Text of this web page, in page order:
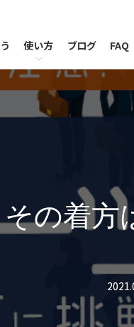
出題形式一
オプション
問題作成フ
テキストで
使い方
り方
一覧
ブログ FAQ
の着